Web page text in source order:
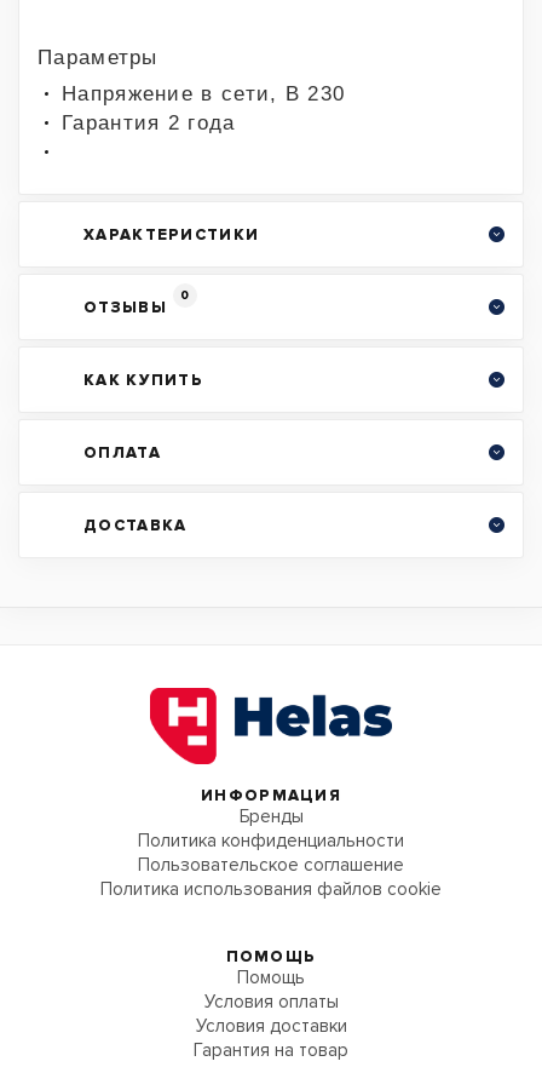
Параметры
Напряжение в сети, В 230
Гарантия 2 года
ХАРАКТЕРИСТИКИ
ОТЗЫВЫ
0
КАК КУПИТЬ
ОПЛАТА
ДОСТАВКА
ИНФОРМАЦИЯ
Бренды
Политика конфиденциальности
Пользовательское соглашение
Политика использования файлов cookie
ПОМОЩЬ
Помощь
Условия оплаты
Условия доставки
Гарантия на товар